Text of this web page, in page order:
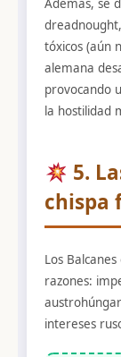
Además, se
tóxicos (aún
alemana
provocando
la hostilidad
5.
chispa
Los
razones:
intereses